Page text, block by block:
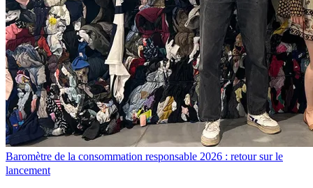
Baromètre de la consommation responsable 2026 : retour sur le
lancement